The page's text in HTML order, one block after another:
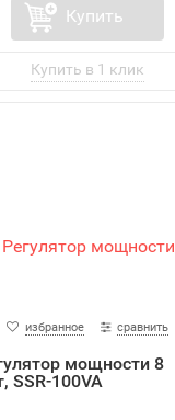
Купить
избранное сравнить
мощности 8
SSR-100VA